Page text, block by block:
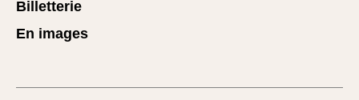
Billetterie
En images